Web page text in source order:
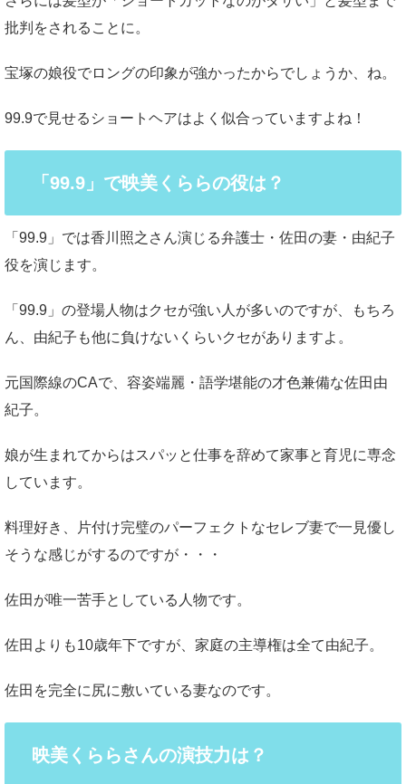
批判をされることに。
宝塚の娘役でロングの印象が強かったからでしょうか、ね。
99.9で見せるショートヘアはよく似合っていますよね！
「99.9」で映美くららの役は？
「99.9」では香川照之さん演じる弁護士・佐田の妻・由紀子
役を演じます。
「99.9」の登場人物はクセが強い人が多いのですが、もちろ
ん、由紀子も他に負けないくらいクセがありますよ。
元国際線のCAで、容姿端麗・語学堪能の才色兼備な佐田由
紀子。
娘が生まれてからはスパッと仕事を辞めて家事と育児に専念
しています。
料理好き、片付け完璧のパーフェクトなセレブ妻で一見優し
そうな感じがするのですが・・・
佐田が唯一苦手としている人物です。
佐田よりも10歳年下ですが、家庭の主導権は全て由紀子。
佐田を完全に尻に敷いている妻なのです。
映美くららさんの演技力は？